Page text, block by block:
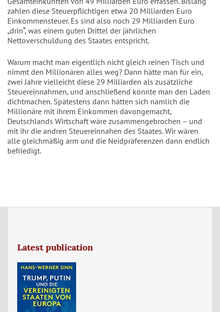
zahlen diese Steuerpflichtigen etwa 20 Milliarden Euro
Einkommensteuer. Es sind also noch 29 Milliarden Euro
„drin“, was einem guten Drittel der jährlichen
Nettoverschuldung des Staates entspricht.
Warum macht man eigentlich nicht gleich reinen Tisch und
nimmt den Millionären alles weg? Dann hätte man für ein,
zwei Jahre vielleicht diese 29 Milliarden als zusätzliche
Steuereinnahmen, und anschließend könnte man den Laden
dichtmachen. Spätestens dann hätten sich nämlich die
Millionäre mit ihrem Einkommen davongemacht,
Deutschlands Wirtschaft wäre zusammengebrochen – und
mit ihr die andren Steuereinnahen des Staates. Wir wären
alle gleichmäßig arm und die Neidpräferenzen dann endlich
befriedigt.
Latest publication